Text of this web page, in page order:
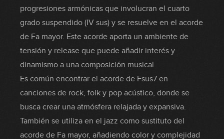
progresiones armónicas que involucran el cuarto
grado suspendido (IV sus) y se resuelve en el acorde
de Fa mayor. Este acorde aporta un ambiente de
tensión y release que puede añadir interés y
dinamismo a una composición musical.
Es común encontrar el acorde de Fsus7 en
canciones de rock, folk y pop acústico, donde se
busca crear una atmósfera relajada y expansiva.
También se utiliza en el jazz como sustituto del
acorde de Fa mayor, añadiendo color y complejidad